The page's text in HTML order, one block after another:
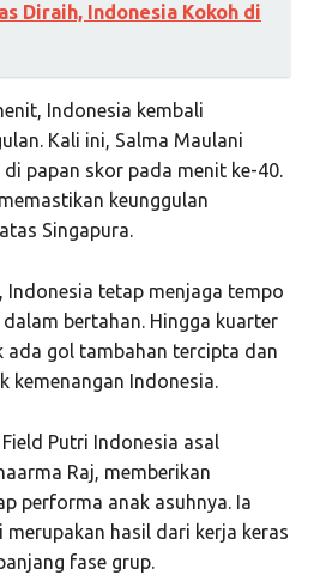
Diraih, Indonesia Kokoh di
Indonesia kembali
Kali ini, Salma Maulani
papan skor pada menit ke-40.
keunggulan
Singapura.
Indonesia tetap menjaga tempo
bertahan. Hingga kuarter
ada gol tambahan tercipta dan
kemenangan Indonesia.
Putri Indonesia asal
Raj, memberikan
performa anak asuhnya. Ia
merupakan hasil dari kerja keras
fase grup.